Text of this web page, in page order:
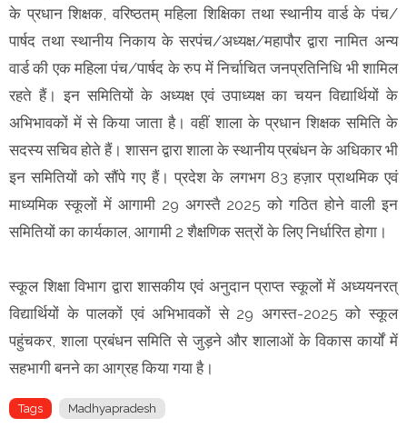
के प्रधान शिक्षक, वरिष्ठतम् महिला शिक्षिका तथा स्थानीय वार्ड के पंच/
पार्षद तथा स्थानीय निकाय के सरपंच/अध्यक्ष/महापौर द्वारा नामित अन्य
वार्ड की एक महिला पंच/पार्षद के रुप में निर्चाचित जनप्रतिनिधि भी शामिल
रहते हैं। इन समितियों के अध्यक्ष एवं उपाध्यक्ष का चयन विद्यार्थियों के
अभिभावकों में से किया जाता है। वहीं शाला के प्रधान शिक्षक समिति के
सदस्य सचिव होते हैं। शासन द्वारा शाला के स्थानीय प्रबंधन के अधिकार भी
इन समितियों को सौंपे गए हैं। प्रदेश के लगभग 83 हज़ार प्राथमिक एवं
माध्यमिक स्कूलों में आगामी 29 अगस्तै 2025 को गठित होने वाली इन
समितियों का कार्यकाल, आगामी 2 शैक्षणिक सत्रों के लिए निर्धारित होगा।
स्कूल शिक्षा विभाग द्वारा शासकीय एवं अनुदान प्राप्त स्कूलों में अध्ययनरत्
विद्यार्थियों के पालकों एवं अभिभावकों से 29 अगस्त-2025 को स्कूल
पहुंचकर, शाला प्रबंधन समिति से जुड़ने और शालाओं के विकास कार्यों में
सहभागी बनने का आग्रह किया गया है।
Tags Madhyapradesh